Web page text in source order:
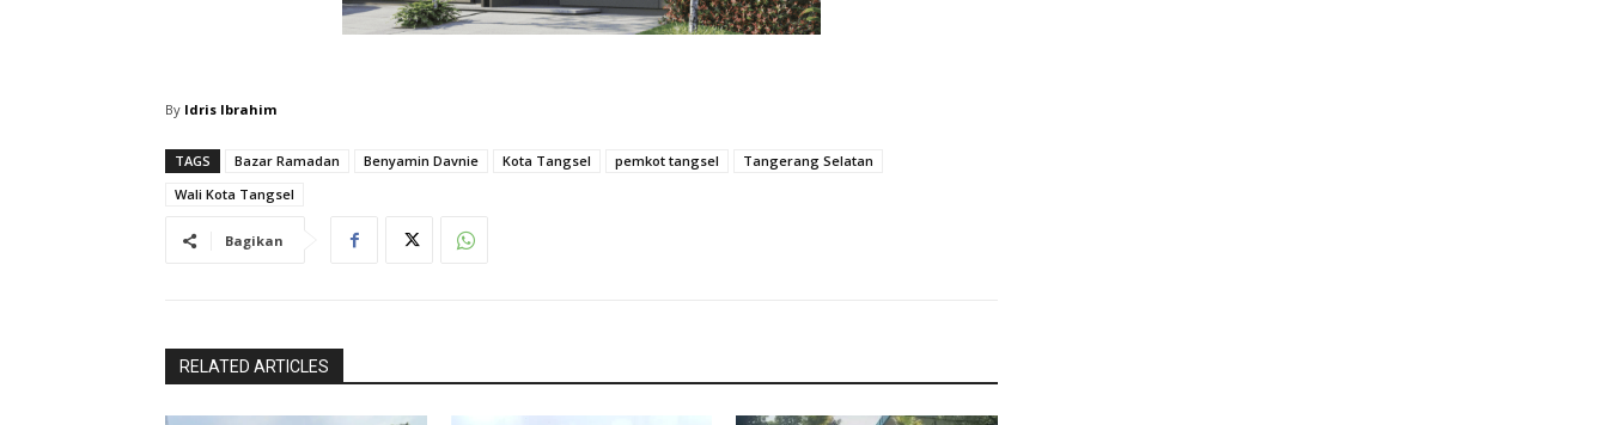
By Idris Ibrahim
TAGS Bazar Ramadan Benyamin Davnie Kota Tangsel pemkot tangsel
Tangerang Selatan
Wali Kota Tangsel
Bagikan
RELATED ARTICLES